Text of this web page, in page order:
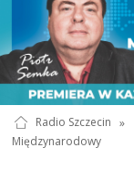
Radio Szczecin »
Międzynarodowy